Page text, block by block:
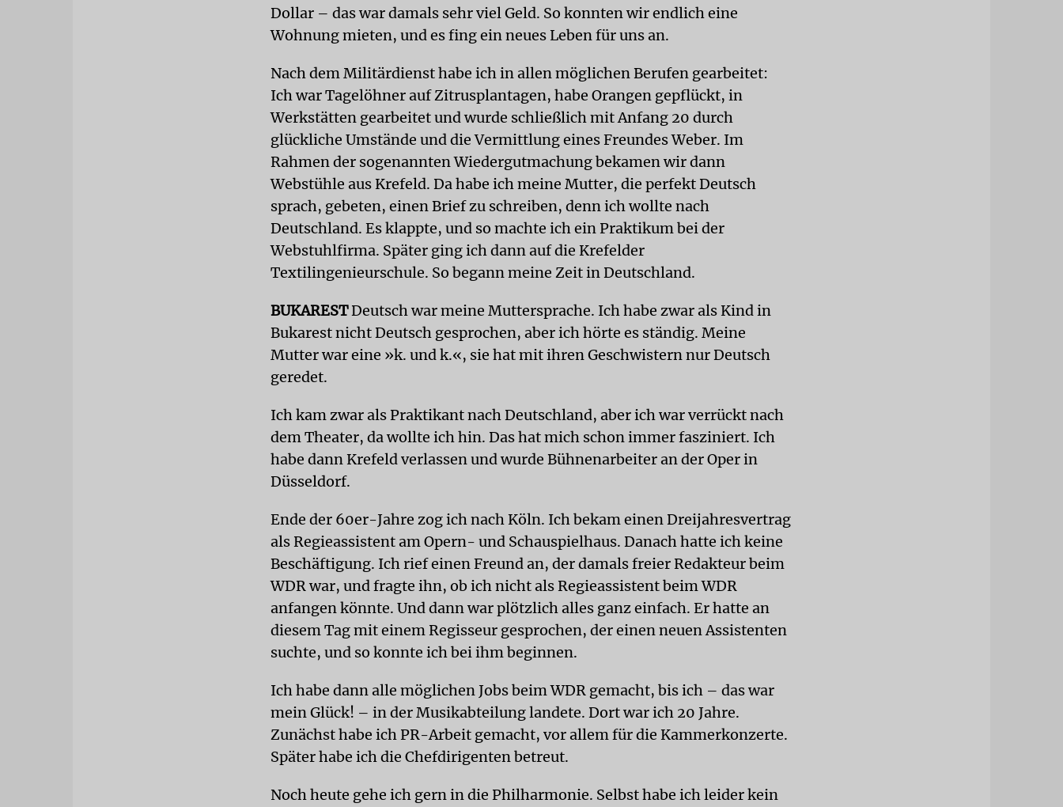
Dollar – das war damals sehr viel Geld. So konnten wir endlich eine
Wohnung mieten, und es fing ein neues Leben für uns an.
Nach dem Militärdienst habe ich in allen möglichen Berufen gearbeitet:
Ich war Tagelöhner auf Zitrusplantagen, habe Orangen gepflückt, in
Werkstätten gearbeitet und wurde schließlich mit Anfang 20 durch
glückliche Umstände und die Vermittlung eines Freundes Weber. Im
Rahmen der sogenannten Wiedergutmachung bekamen wir dann
Webstühle aus Krefeld. Da habe ich meine Mutter, die perfekt Deutsch
sprach, gebeten, einen Brief zu schreiben, denn ich wollte nach
Deutschland. Es klappte, und so machte ich ein Praktikum bei der
Webstuhlfirma. Später ging ich dann auf die Krefelder
Textilingenieurschule. So begann meine Zeit in Deutschland.
BUKARESTDeutsch war meine Muttersprache. Ich habe zwar als Kind in
Bukarest nicht Deutsch gesprochen, aber ich hörte es ständig. Meine
Mutter war eine »k. und k.«, sie hat mit ihren Geschwistern nur Deutsch
geredet.
Ich kam zwar als Praktikant nach Deutschland, aber ich war verrückt nach
dem Theater, da wollte ich hin. Das hat mich schon immer fasziniert. Ich
habe dann Krefeld verlassen und wurde Bühnenarbeiter an der Oper in
Düsseldorf.
Ende der 60er-Jahre zog ich nach Köln. Ich bekam einen Dreijahresvertrag
als Regieassistent am Opern- und Schauspielhaus. Danach hatte ich keine
Beschäftigung. Ich rief einen Freund an, der damals freier Redakteur beim
WDR war, und fragte ihn, ob ich nicht als Regieassistent beim WDR
anfangen könnte. Und dann war plötzlich alles ganz einfach. Er hatte an
diesem Tag mit einem Regisseur gesprochen, der einen neuen Assistenten
suchte, und so konnte ich bei ihm beginnen.
Ich habe dann alle möglichen Jobs beim WDR gemacht, bis ich – das war
mein Glück! – in der Musikabteilung landete. Dort war ich 20 Jahre.
Zunächst habe ich PR-Arbeit gemacht, vor allem für die Kammerkonzerte.
Später habe ich die Chefdirigenten betreut.
Noch heute gehe ich gern in die Philharmonie. Selbst habe ich leider kein